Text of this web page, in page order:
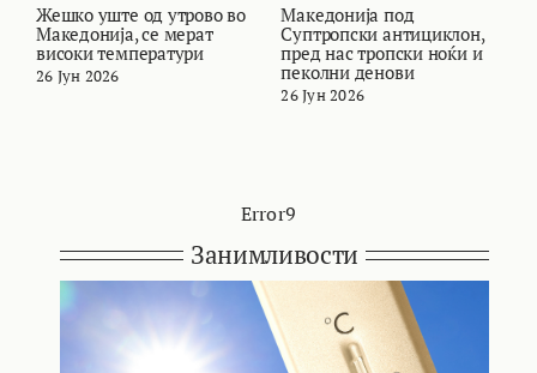
Жешко уште од утрово во
Македонија, се мерат
високи температури
26 Јун 2026
Македонија под
Суптропски антициклон,
пред нас тропски ноќи и
пеколни денови
26 Јун 2026
Error9
Занимливости